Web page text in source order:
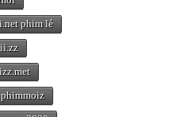
phim lẻ
phimmoiz